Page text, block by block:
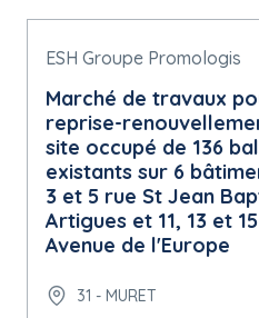
ESH Groupe Promologis
Marché de travaux
reprise-
site occupé de 136
existants sur 6
3 et 5 rue St Jean
Artigues et 11, 13 et 15
Avenue de l'Europe
31 - MURET